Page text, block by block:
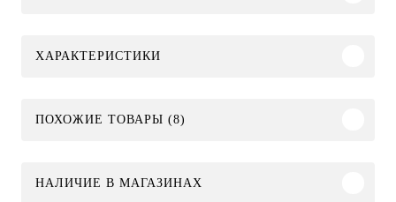
ХАРАКТЕРИСТИКИ
ПОХОЖИЕ ТОВАРЫ (8)
НАЛИЧИЕ В МАГАЗИНАХ